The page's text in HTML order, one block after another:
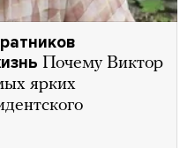
Почему Виктор
ярких